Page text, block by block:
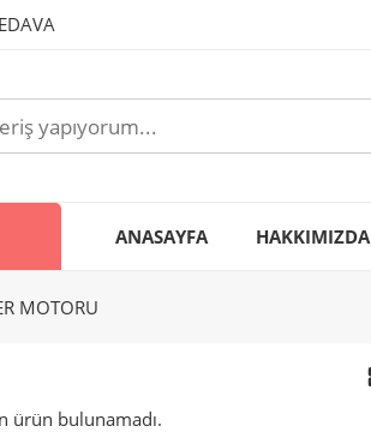
ANASAYFA HAKKIMIZDA
MOTORU
ürün bulunamadı.